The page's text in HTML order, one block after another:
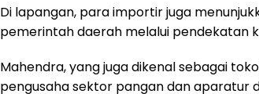
Di lapangan, para importir juga
pemerintah daerah melalui pendekatan
Mahendra, yang juga dikenal sebagai
pengusaha sektor pangan dan aparatur